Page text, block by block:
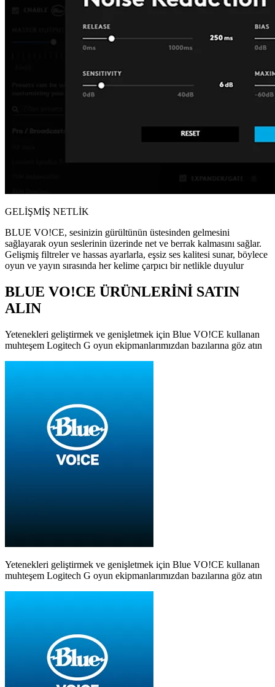
GELİŞMİŞ NETLİK
BLUE VO!CE, sesinizin gürültünün üstesinden gelmesini
sağlayarak oyun seslerinin üzerinde net ve berrak kalmasını sağlar.
Gelişmiş filtreler ve hassas ayarlarla, eşsiz ses kalitesi sunar, böylece
oyun ve yayın sırasında her kelime çarpıcı bir netlikle duyulur
BLUE VO!CE ÜRÜNLERİNİ SATIN
ALIN
Yetenekleri geliştirmek ve genişletmek için Blue VO!CE kullanan
muhteşem Logitech G oyun ekipmanlarımızdan bazılarına göz atın
Yetenekleri geliştirmek ve genişletmek için Blue VO!CE kullanan
muhteşem Logitech G oyun ekipmanlarımızdan bazılarına göz atın